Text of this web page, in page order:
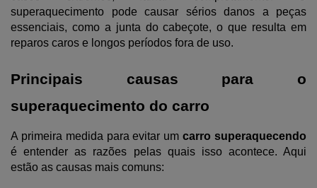
superaquecimento pode causar sérios danos a peças
essenciais, como a junta do cabeçote, o que resulta em
reparos caros e longos períodos fora de uso.
Principais causas para o
superaquecimento do carro
A primeira medida para evitar um carro superaquecendo
é entender as razões pelas quais isso acontece. Aqui
estão as causas mais comuns: